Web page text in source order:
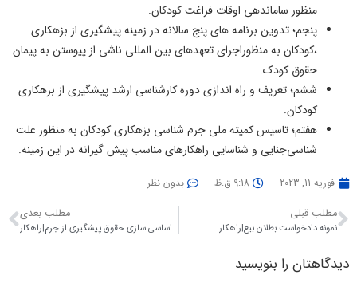
منظور ساماندهی اوقات فراغتکودکان.
پنجم؛ تدوین برنامه های پنج سالانه در زمینهپیشگیری از بزهکاری
،کودکان به منظوراجرای تعهدهای بین المللی ناشی از پیوستن به پیمان
حقوق کودک.
ششم؛ تعریف و راه اندازی دوره کارشناسی ارشد پیشگیری از بزهکاری
کودکان.
هفتم؛ تاسیس کمیته ملی جرم شناسی بزهکاری کودکان به منظور علت
شناسیجنایی و شناسایی راهکارهای مناسب پیش گیرانه در این زمینه.
فوریه 11, 2023 9:18 ق.ظ بدون نظر
مطلب قبلی
نمونه دادخواست بطلان بیع|راهکار
مطلب بعدی
اساسی سازی حقوق پیشگیری از جرم|راهکار
دیدگاهتان را بنویسید